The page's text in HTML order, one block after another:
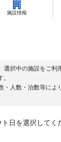
施設情報
選択中の施設をご利
・人数・泊数等によ
日を選択してく